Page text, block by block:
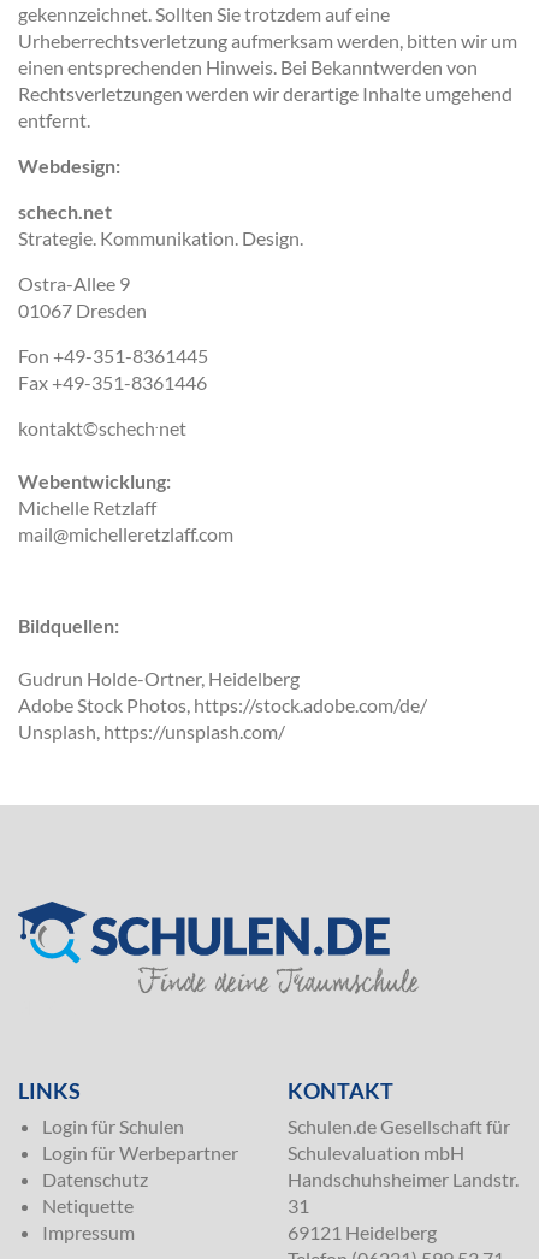
gekennzeichnet. Sollten Sie trotzdem auf eine
Urheberrechtsverletzung aufmerksam werden, bitten wir um
einen entsprechenden Hinweis. Bei Bekanntwerden von
Rechtsverletzungen werden wir derartige Inhalte umgehend
entfernt.
Webdesign:
schech.net
Strategie. Kommunikation. Design.
Ostra-Allee 9
01067 Dresden
Fon +49-351-8361445
Fax +49-351-8361446
kontakt©schech.net
Webentwicklung:
Michelle Retzlaff
mail@michelleretzlaff.com
Bildquellen:
Gudrun Holde-Ortner, Heidelberg
Adobe Stock Photos, https://stock.adobe.com/de/
Unsplash, https://unsplash.com/
LINKS
Login für Schulen
Login für Werbepartner
Datenschutz
Netiquette
Impressum
KONTAKT
Schulen.de Gesellschaft für
Schulevaluation mbH
Handschuhsheimer Landstr.
31
69121 Heidelberg